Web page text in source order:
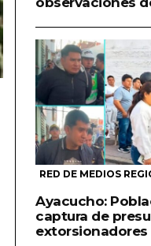
RED DE MEDIOS
Ayacucho:
captura de
extorsionadores